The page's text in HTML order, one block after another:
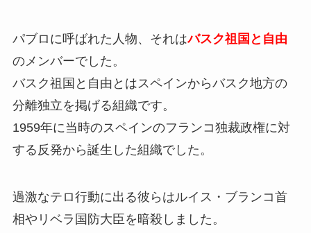
パブロに呼ばれた人物、それはバスク祖国と自由
のメンバーでした。
バスク祖国と自由とはスペインからバスク地方の
分離独立を掲げる組織です。
1959年に当時のスペインのフランコ独裁政権に対
する反発から誕生した組織でした。
過激なテロ行動に出る彼らはルイス・ブランコ首
相やリベラ国防大臣を暗殺しました。